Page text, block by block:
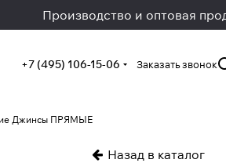
Производство и оптовая
+7 (495) 106-15-06 Заказать звонок
Джинсы ПРЯМЫЕ
Назад в каталог